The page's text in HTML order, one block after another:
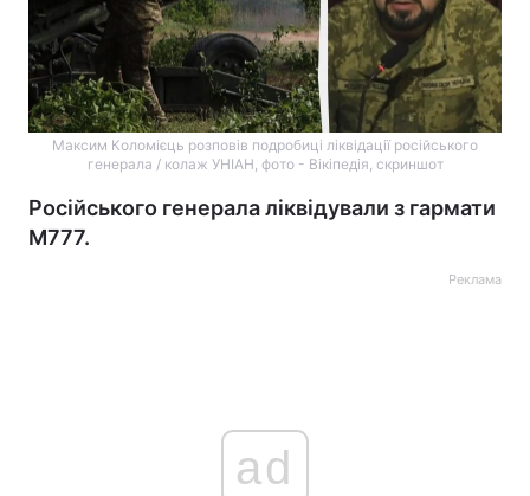
Максим Коломієць розповів подробиці ліквідації російського
генерала / колаж УНІАН, фото - Вікіпедія, скриншот
Російського генерала ліквідували з гармати
М777.
Реклама
ad